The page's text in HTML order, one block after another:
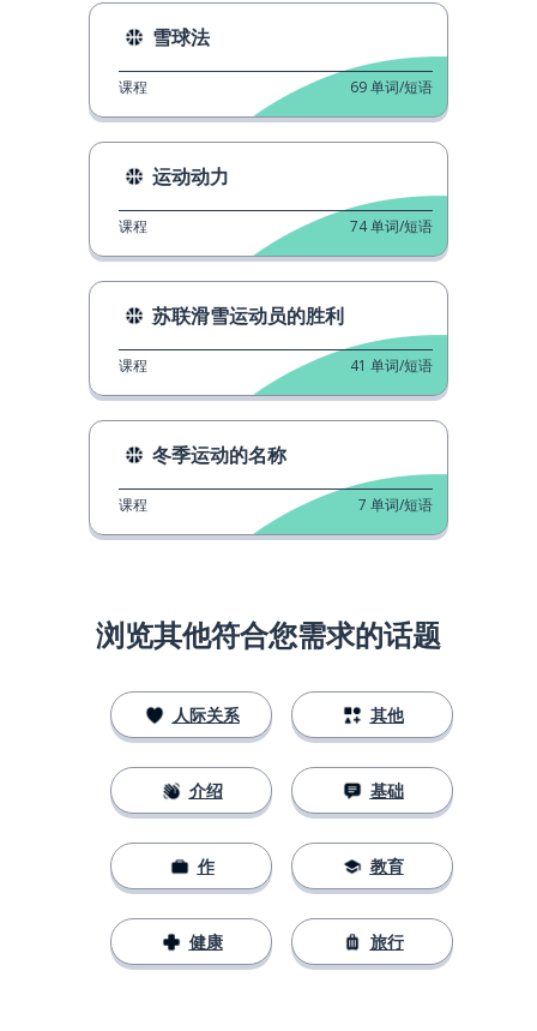
雪球法
课程 69单词/短语
运动动力
课程 74单词/短语
苏联滑雪运动员的胜利
课程 41 单词/短语
冬季运动的名称
课程 7 单词/短语
浏览其他符合您需求的话题
人际关系
介绍
作
健康
其他
基础
教育
旅行